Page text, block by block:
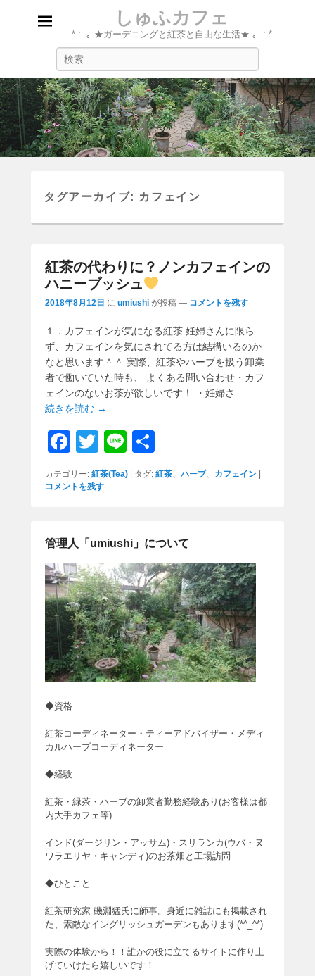
しゅふカフェ
* : .｡.★ガーデニングと紅茶と自由な生活★.｡. : *
タグアーカイブ: カフェイン
紅茶の代わりに？ノンカフェインの
ハニーブッシュ
2018年8月12日 に umiushi が投稿 — コメントを残す
１．カフェインが気になる紅茶 妊婦さんに限ら
ず、カフェインを気にされてる方は結構いるのか
なと思います＾＾ 実際、紅茶やハーブを扱う卸業
者で働いていた時も、 よくある問い合わせ・カフ
ェインのないお茶が欲しいです！ ・妊婦さ
続きを読む →
F
a
c
b
o
o
k
T
wi
tt
Li
n
e
有
カテゴリー: 紅茶(Tea) タグ: 紅茶、 ハーブ、 カフェイン
コメントを残す
管理人「umiushi」について
◆資格
紅茶コーディネーター・ティーアドバイザー・メディ
カルハーブコーディネーター
◆経験
紅茶・緑茶・ハーブの卸業者勤務経験あり(お客様は都
内大手カフェ等)
インド(ダージリン・アッサム)・スリランカ(ウバ・ヌ
ワラエリヤ・キャンディ)のお茶畑と工場訪問
◆ひとこと
紅茶研究家 磯淵猛氏に師事。身近に雑誌にも掲載され
た、素敵なイングリッシュガーデンもあります(*^_^*)
実際の体験から！！誰かの役に立てるサイトに作り上
げていけたら嬉しいです！